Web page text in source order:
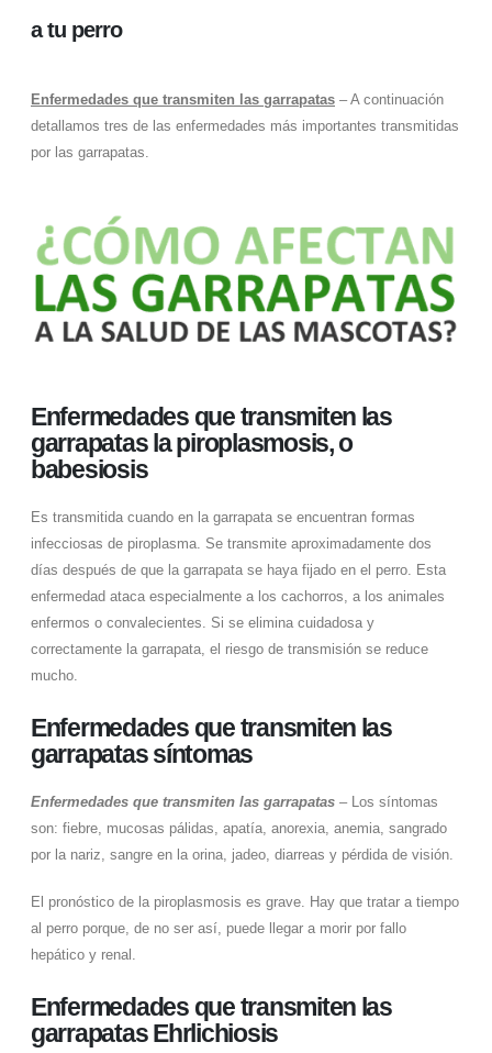
a tu perro
Enfermedades que transmiten las garrapatas – A continuación
detallamos tres de las enfermedades más importantes transmitidas
por las garrapatas.
Enfermedades que transmiten las
garrapatas la piroplasmosis, o
babesiosis
Es transmitida cuando en la garrapata se encuentran formas
infecciosas de piroplasma. Se transmite aproximadamente dos
días después de que la garrapata se haya fijado en el perro. Esta
enfermedad ataca especialmente a los cachorros, a los animales
enfermos o convalecientes. Si se elimina cuidadosa y
correctamente la garrapata, el riesgo de transmisión se reduce
mucho.
Enfermedades que transmiten las
garrapatas síntomas
Enfermedades que transmiten las garrapatas – Los síntomas
son: fiebre, mucosas pálidas, apatía, anorexia, anemia, sangrado
por la nariz, sangre en la orina, jadeo, diarreas y pérdida de visión.
El pronóstico de la piroplasmosis es grave. Hay que tratar a tiempo
al perro porque, de no ser así, puede llegar a morir por fallo
hepático y renal.
Enfermedades que transmiten las
garrapatas Ehrlichiosis